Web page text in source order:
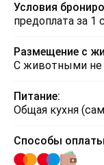
Условия
предоплата за 1
Размещение с
С животными не
Питание:
Общая кухня
Способы